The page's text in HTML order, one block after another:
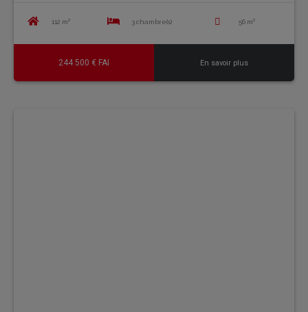
112 m² 3 chambre(s) 56 m²
244 500 € FAI En savoir plus